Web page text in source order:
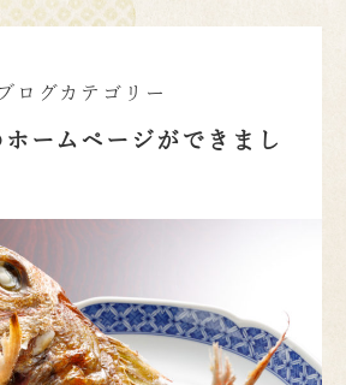
ブログカテゴリー
ームページができまし